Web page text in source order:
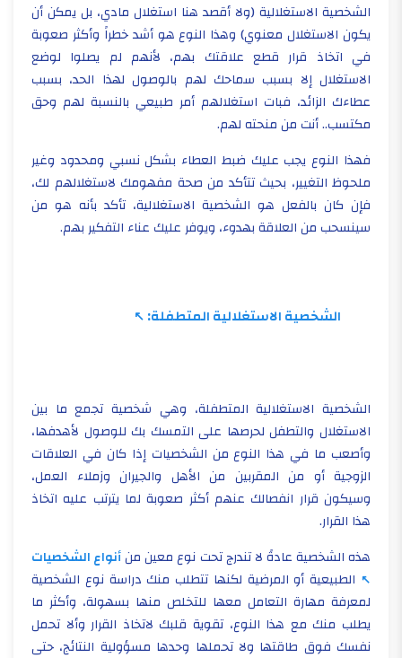
الشخصية الاستغلالية (ولا أقصد هنا استغلال مادي، بل يمكن أن
يكون الاستغلال معنوي) وهذا النوع هو أشد خطراً وأكثر صعوبة
في اتخاذ قرار قطع علاقتك بهم، لأنهم لم يصلوا لوضع
الاستغلال إلا بسبب سماحك لهم بالوصول لهذا الحد، بسبب
عطاءك الزائد، فبات استغلالهم أمر طبيعي بالنسبة لهم وحق
مكتسب.. أنت من منحته لهم.
فهذا النوع يجب عليك ضبط العطاء بشكل نسبي ومحدود وغير
ملحوظ التغيير، بحيث تتأكد من صحة مفهومك لاستغلالهم لك،
فإن كان بالفعل هو الشخصية الاستغلالية، تأكد بأنه هو من
سينسحب من العلاقة بهدوء، ويوفر عليك عناء التفكير بهم.
الشخصية الاستغلالية المتطفلة:
الشخصية الاستغلالية المتطفلة، وهي شخصية تجمع ما بين
الاستغلال والتطفل لحرصها على التمسك بك للوصول لأهدفها،
وأصعب ما في هذا النوع من الشخصيات إذا كان في العلاقات
الزوجية أو من المقربين من الأهل والجيران وزملاء العمل،
وسيكون قرار انفصالك عنهم أكثر صعوبة لما يترتب عليه اتخاذ
هذا القرار.
هذه الشخصية عادةً لا تندرج تحت نوع معين منأنواع الشخصيات
الطبيعية أو المرضية لكنها تتطلب منك دراسة نوع الشخصية
لمعرفة مهارة التعامل معها للتخلص منها بسهولة، وأكثر ما
يطلب منك مع هذا النوع، تقوية قلبك لاتخاذ القرار وألا تحمل
نفسك فوق طاقتها ولا تحملها وحدها مسؤولية النتائج، حتى